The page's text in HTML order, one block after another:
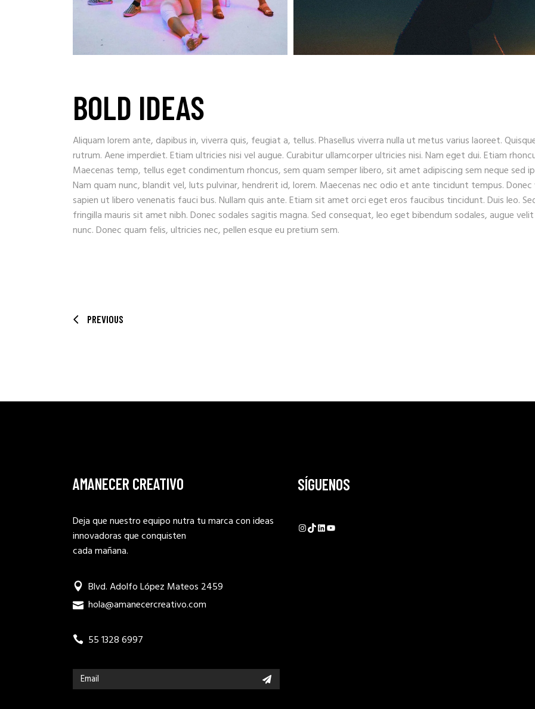
BOLD IDEAS
Aliquam lorem ante, dapibus in, viverra quis, feugiat a, tellus. Phasellus viverra nulla ut metus varius laoreet.
rutrum. Aene imperdiet. Etiam ultricies nisi vel augue. Curabitur ullamcorper ultricies nisi. Nam eget dui. Etiam
Maecenas temp, tellus eget condimentum rhoncus, sem quam semper libero, sit amet adipiscing sem neque sed
Nam quam nunc, blandit vel, luts pulvinar, hendrerit id, lorem. Maecenas nec odio et ante tincidunt tempus.
sapien ut libero venenatis fauci bus. Nullam quis ante. Etiam sit amet orci eget eros faucibus tincidunt. Duis leo.
fringilla mauris sit amet nibh. Donec sodales sagitis magna. Sed consequat, leo eget bibendum sodales, augue
nunc. Donec quam felis, ultricies nec, pellen esque eu pretium sem.
PREVIOUS
AMANECER CREATIVO
Deja que nuestro equipo nutra tu marca con ideas
innovadoras que conquisten
cada mañana.
Blvd. Adolfo López Mateos 2459
hola@amanecercreativo.com
55 1328 6997
SÍGUENOS